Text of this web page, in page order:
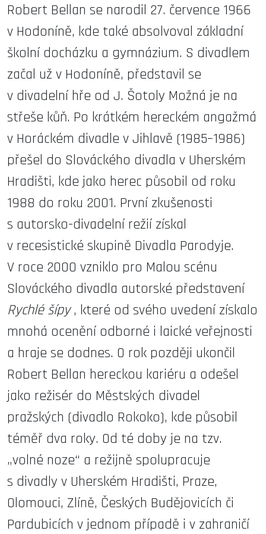
Robert Bellan se narodil 27. července 1966
v Hodoníně, kde také absolvoval základní
školní docházku a gymnázium. S divadlem
začal už v Hodoníně, představil se
v divadelní hře od J. Šotoly Možná je na
střeše kůň. Po krátkém hereckém angažmá
v Horáckém divadle v Jihlavě (1985–1986)
přešel do Slováckého divadla v Uherském
Hradišti, kde jako herec působil od roku
1988 do roku 2001. První zkušenosti
s autorsko-divadelní režií získal
v recesistické skupině Divadla Parodyje.
V roce 2000 vzniklo pro Malou scénu
Slováckého divadla autorské představení
Rychlé šípy, které od svého uvedení získalo
mnohá ocenění odborné i laické veřejnosti
a hraje se dodnes. O rok později ukončil
Robert Bellan hereckou kariéru a odešel
jako režisér do Městských divadel
pražských (divadlo Rokoko), kde působil
téměř dva roky. Od té doby je na tzv.
„volné noze“ a režijně spolupracuje
s divadly v Uherském Hradišti, Praze,
Olomouci, Zlíně, Českých Budějovicích či
Pardubicích v jednom případě i v zahraničí